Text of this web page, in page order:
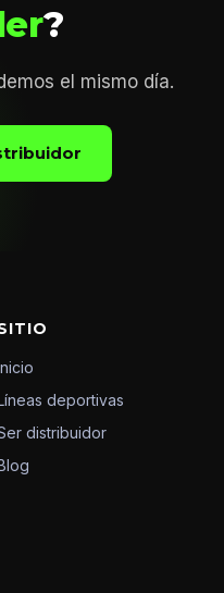
?
el mismo día.
deportivas
distribuidor